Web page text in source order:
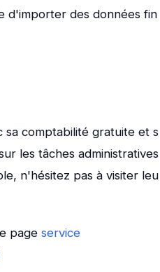
d'importer des données fin
sa comptabilité gratuite et s
les tâches administratives
n'hésitez pas à visiter leu
page service